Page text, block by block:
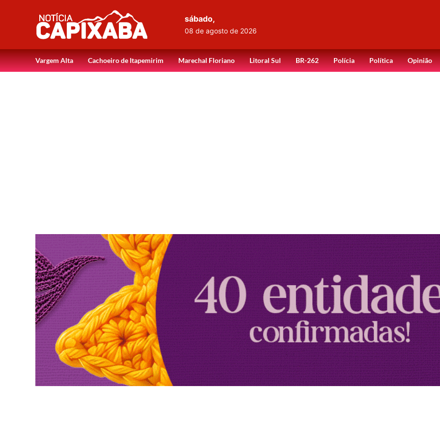
sábado,
08 de agosto de 2026
Vargem Alta Cachoeiro de Itapemirim Marechal Floriano Litoral Sul BR-262 Polícia Política Opinião